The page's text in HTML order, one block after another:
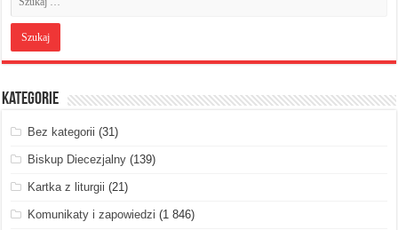
Kategorie
Bez kategorii (31)
Biskup Diecezjalny (139)
Kartka z liturgii (21)
Komunikaty i zapowiedzi (1 846)